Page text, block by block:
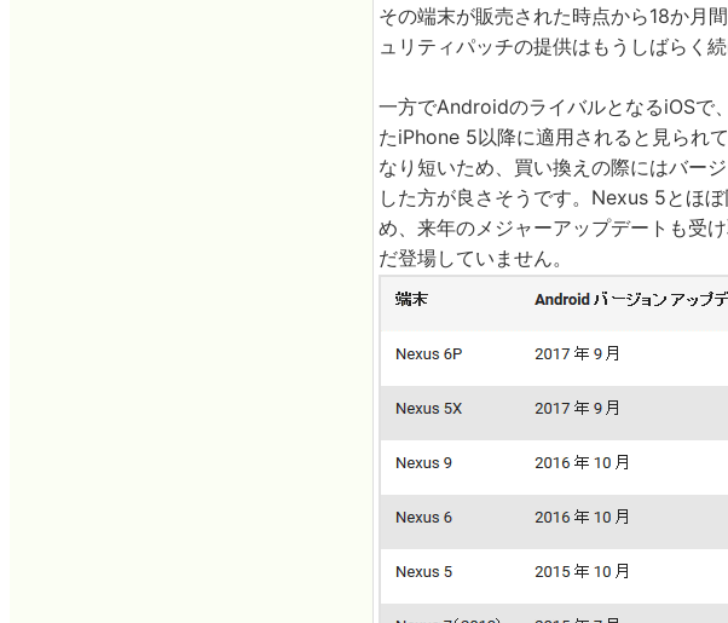
その端末が販売された時点から18か月
ュリティパッチの提供はもうしばらく続
一方でAndroidのライバルとなるiOSで
たiPhone 5以降に適用されると見られ
なり短いため、買い換えの際にはバー
した方が良さそうです。Nexus 5とほ
め、来年のメジャーアップデートも受
だ登場していません。